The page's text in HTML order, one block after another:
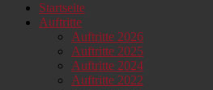
oben
scrollen
Startseite
Auftritte
Auftritte 2026
Auftritte 2025
Auftritte 2024
Auftritte 2022